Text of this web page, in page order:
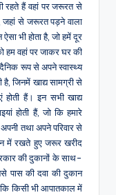
रहते हैं वहां पर जरूरत से
से जरूरत पड़ने वाला
भी होता है, जो हमें दूर
हम वहां पर जाकर घर की
रूप से अपने स्वास्थ्य
जिनमें खाद्य सामग्री से
होती हैं। इन सभी खाद्य
होती हैं, जो कि हमारे
तथा अपने परिवार से
में रखते हुए जरूर खरीद
की दुकानों के साथ-
पास की दवा की दुकान
कि किसी भी आपातकाल में